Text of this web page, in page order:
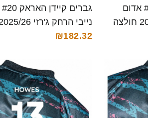
גברים קיידן האראק #20 אדום
נייבי ג'רזי ביתית 2025/26 חולצה
קצרה
₪182.32